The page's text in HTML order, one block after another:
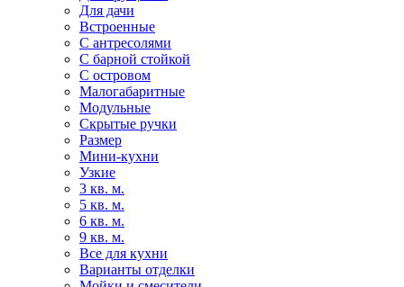
Для дачи
Встроенные
С антресолями
С барной стойкой
С островом
Малогабаритные
Модульные
Скрытые ручки
Размер
Мини-кухни
Узкие
3 кв. м.
5 кв. м.
6 кв. м.
9 кв. м.
Все для кухни
Варианты отделки